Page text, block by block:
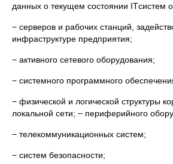
данных о текущем состоянии ITсистем
− серверов и рабочих станций,
инфраструктуре предприятия;
− активного сетевого оборудования;
− системного программного
− физической и логической структуры
локальной сети; − периферийного
− телекоммуникационных систем;
− систем безопасности;